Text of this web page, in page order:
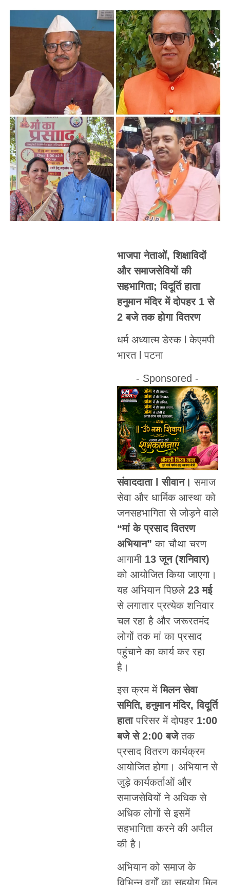
भाजपा नेताओं, शिक्षाविदों
और समाजसेवियों की
सहभागिता; विदूर्ति हाता
हनुमान मंदिर में दोपहर 1 से
2 बजे तक होगा वितरण
धर्म अध्यात्म डेस्क l केएमपी
भारत l पटना
- Sponsored -
संवाददाता l सीवान। समाज
सेवा और धार्मिक आस्था को
जनसहभागिता से जोड़ने वाले
“मां के प्रसाद वितरण
अभियान” का चौथा चरण
आगामी 13 जून (शनिवार)
को आयोजित किया जाएगा।
यह अभियान पिछले 23 मई
से लगातार प्रत्येक शनिवार
चल रहा है और जरूरतमंद
लोगों तक मां का प्रसाद
पहुंचाने का कार्य कर रहा
है।
इस क्रम मेंमिलन सेवा
समिति, हनुमान मंदिर, विदूर्ति
हातापरिसर में दोपहर 1:00
बजे से 2:00 बजेतक
प्रसाद वितरण कार्यक्रम
आयोजित होगा। अभियान से
जुड़े कार्यकर्ताओं और
समाजसेवियों ने अधिक से
अधिक लोगों से इसमें
सहभागिता करने की अपील
की है।
अभियान को समाज के
विभिन्न वर्गों का सहयोग मिल